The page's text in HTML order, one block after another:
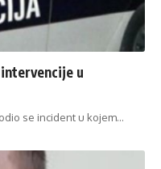
u
se incident u kojem…